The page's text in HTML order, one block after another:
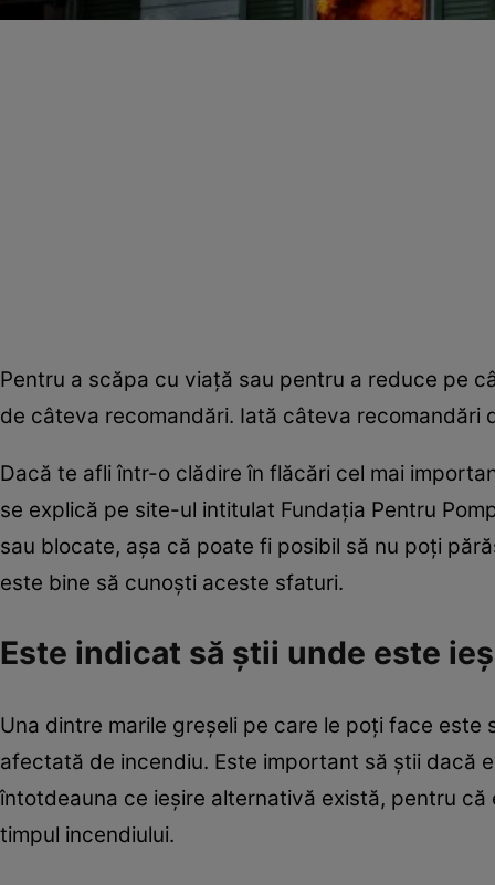
Pentru a scăpa cu viaţă sau pentru a reduce pe
de câteva recomandări. Iată câteva recomandări
Dacă te afli într-o clădire în flăcări cel mai
se explică pe site-ul intitulat Fundaţia Pentru
sau blocate, aşa că poate fi posibil să nu poţi
este bine să cunoşti aceste sfaturi.
Este indicat să ştii unde este
Una dintre marile greşeli pe care le poţi face
afectată de incendiu. Este important să ştii dacă
întotdeauna ce ieşire alternativă există, pentru
timpul incendiului.